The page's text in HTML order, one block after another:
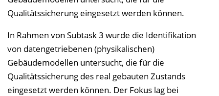
Qualitätssicherung eingesetzt werden können.
In Rahmen von Subtask 3 wurde die Identifikation
von datengetriebenen (physikalischen)
Gebäudemodellen untersucht, die für die
Qualitätssicherung des real gebauten Zustands
eingesetzt werden können. Der Fokus lag bei